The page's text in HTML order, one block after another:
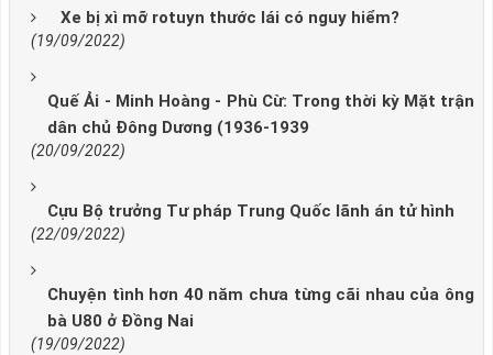
Xe bị xì mỡ rotuyn thước lái có nguy hiểm?
(19/09/2022)
Quế Ải - Minh Hoàng - Phù Cừ: Trong thời kỳ Mặt trận
dân chủ Đông Dương (1936-1939
(20/09/2022)
Cựu Bộ trưởng Tư pháp Trung Quốc lãnh án tử hình
(22/09/2022)
Chuyện tình hơn 40 năm chưa từng cãi nhau của ông
bà U80 ở Đồng Nai
(19/09/2022)